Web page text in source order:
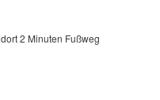
2 Minuten Fußweg